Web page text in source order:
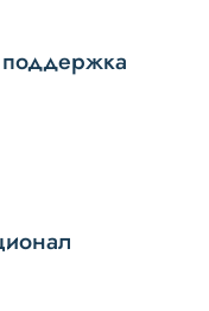
поддержка